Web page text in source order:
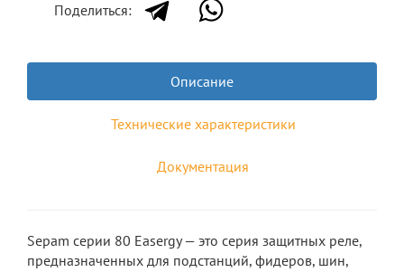
Поделиться:
Описание
Технические характеристики
Документация
Sepam серии 80 Easergy — это серия защитных реле,
предназначенных для подстанций, фидеров, шин,